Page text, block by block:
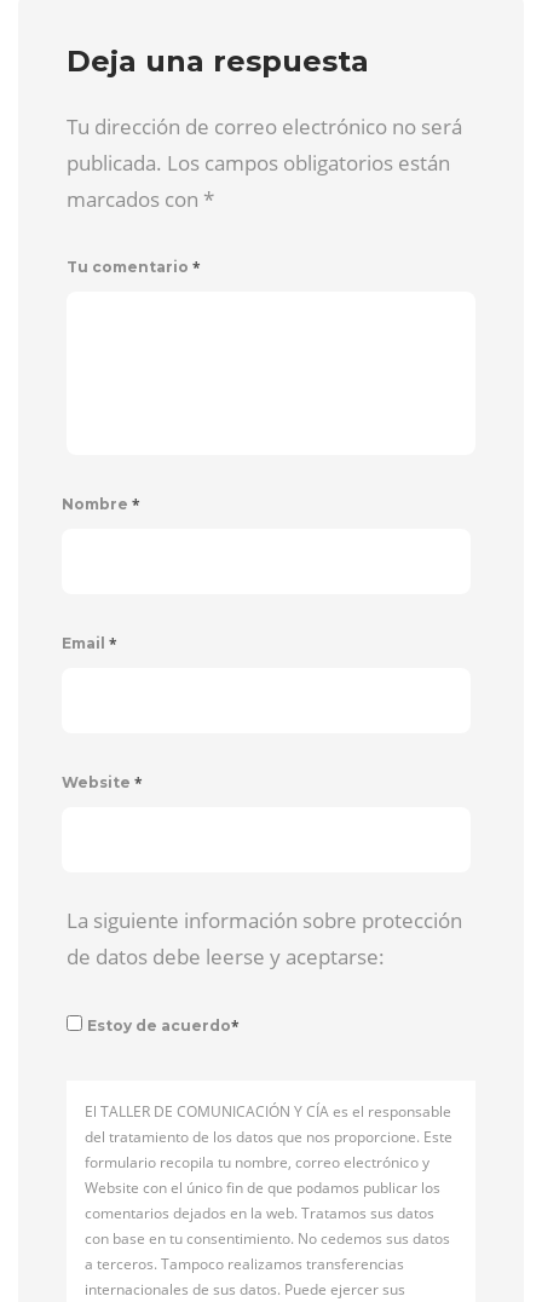
Deja una respuesta
Tu dirección de correo electrónico no será
publicada. Los campos obligatorios están
marcados con *
Tu comentario *
Nombre *
Email *
Website *
La siguiente información sobre protección
de datos debe leerse y aceptarse:
Estoy de acuerdo*
El TALLER DE COMUNICACIÓN Y CÍA es el responsable
del tratamiento de los datos que nos proporcione. Este
formulario recopila tu nombre, correo electrónico y
Website con el único fin de que podamos publicar los
comentarios dejados en la web. Tratamos sus datos
con base en tu consentimiento. No cedemos sus datos
a terceros. Tampoco realizamos transferencias
internacionales de sus datos. Puede ejercer sus